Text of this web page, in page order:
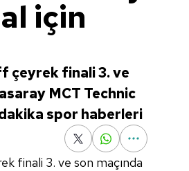
için
çeyrek finali 3. ve
MCT Technic
dakika spor haberleri
finali 3. ve son maçında